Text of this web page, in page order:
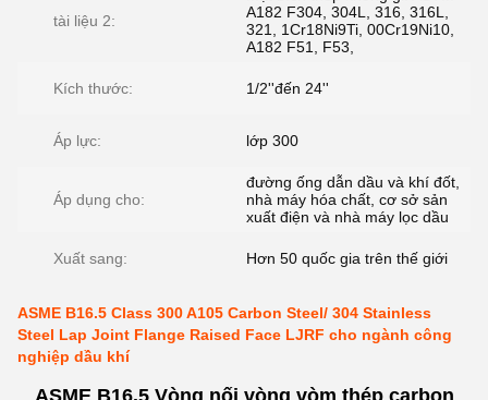
tài liệu 2:
A182 F304, 304L, 316, 316L,
321, 1Cr18Ni9Ti, 00Cr19Ni10,
A182 F51, F53,
Kích thước: 1/2''đến 24''
Áp lực: lớp 300
Áp dụng cho:
đường ống dẫn dầu và khí đốt,
nhà máy hóa chất, cơ sở sản
xuất điện và nhà máy lọc dầu
Xuất sang: Hơn 50 quốc gia trên thế giới
ASME B16.5 Class 300 A105 Carbon Steel/ 304 Stainless
Steel Lap Joint Flange Raised Face LJRF cho ngành công
nghiệp dầu khí
ASME B16.5 Vòng nối vòng vòm thép carbon